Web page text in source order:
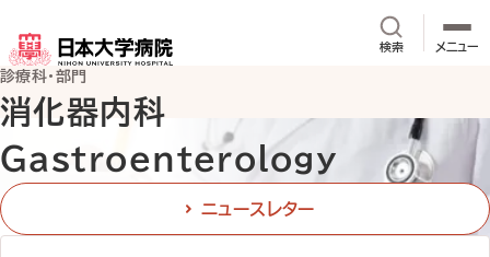
検索サイト内検
メニュー
診療科・部門
消化器内科
Gastroenterology
ニュースレター